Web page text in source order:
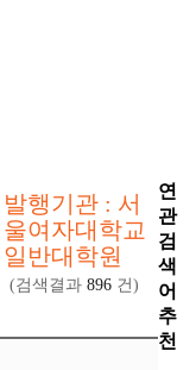
발행기관 : 서
울여자대학교
일반대학원
(검색결과 896 건)
연
관
검
색
어
추
천